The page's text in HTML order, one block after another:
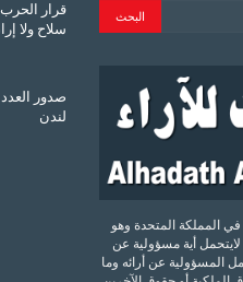
موقع وكالة الحدث للآراء تأسس عام ٢٠١٧ في المملكة المتحدة وهو
أية مسؤولية عن
المسؤولية عن أرائه وما
قرار
سلاح ولا
لندن